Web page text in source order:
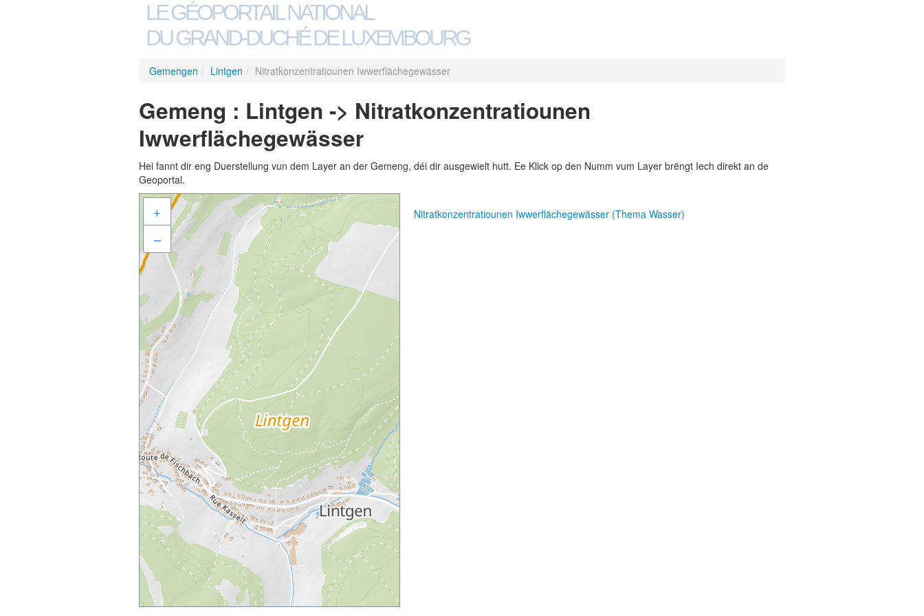
LE GÉOPORTAIL NATIONAL
DU GRAND-DUCHÉ DE LUXEMBOURG
Gemengen / Lintgen / Nitratkonzentratiounen Iwwerflächegewässer
Gemeng : Lintgen -> Nitratkonzentratiounen
Iwwerflächegewässer
Hei fannt dir eng Duerstellung vun dem Layer an der Gemeng, déi dir ausgewielt hutt. Ee Klick op den Numm vum Layer brëngt Iech direkt an de
Geoportal.
+
–
Nitratkonzentratiounen Iwwerflächegewässer (Thema Wasser)